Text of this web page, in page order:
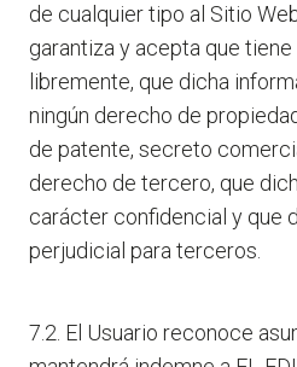
de cualquier tipo al Sitio
garantiza y acepta que
libremente, que dicha
ningún derecho de
de patente, secreto
derecho de tercero, que
carácter confidencial y que
perjudicial para terceros.
7.2. El Usuario reconoce